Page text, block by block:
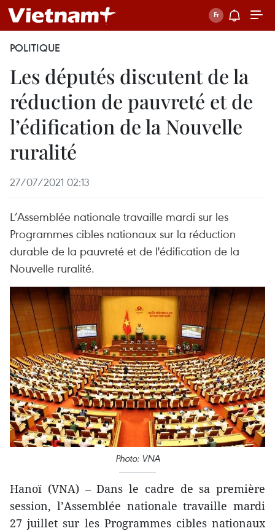
POLITIQUE
Les députés discutent de la
réduction de pauvreté et de
l’édification de la Nouvelle
ruralité
27/07/2021 02:13
L’Assemblée nationale travaille mardi sur les
Programmes cibles nationaux sur la réduction
durable de la pauvreté et de l'édification de la
Nouvelle ruralité.
Photo: VNA
Hanoï (VNA) – Dans le cadre de sa première
session, l’Assemblée nationale travaille mardi
27 juillet sur les Programmes cibles nationaux